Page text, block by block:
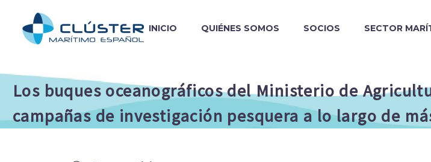
INICIO QUIÉNES SOMOS SOCIOS SECTOR
Los buques oceanográficos del Ministerio de
campañas de investigación pesquera a lo largo de